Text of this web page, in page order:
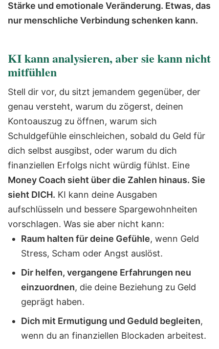
Stärke und emotionale Veränderung. Etwas, das
nur menschliche Verbindung schenken kann.
KI kann analysieren, aber sie kann nicht
mitfühlen
Stell dir vor, du sitzt jemandem gegenüber, der
genau versteht, warum du zögerst, deinen
Kontoauszug zu öffnen, warum sich
Schuldgefühle einschleichen, sobald du Geld für
dich selbst ausgibst, oder warum du dich
finanziellen Erfolgs nicht würdig fühlst. Eine
Money Coach sieht über die Zahlen hinaus. Sie
sieht DICH. KI kann deine Ausgaben
aufschlüsseln und bessere Spargewohnheiten
vorschlagen. Was sie aber nicht kann:
Raum halten für deine Gefühle, wenn Geld
Stress, Scham oder Angst auslöst.
Dir helfen, vergangene Erfahrungen neu
einzuordnen, die deine Beziehung zu Geld
geprägt haben.
Dich mit Ermutigung und Geduld begleiten,
wenn du an finanziellen Blockaden arbeitest.